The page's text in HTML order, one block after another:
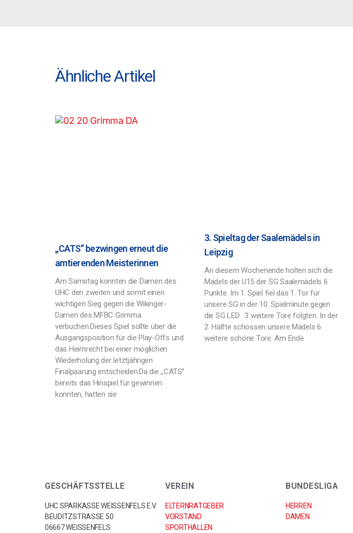
Ähnliche Artikel
,,CATS” bezwingen erneut die
amtierenden Meisterinnen
Am Samstag konnten die Damen des
UHC den zweiten und somit einen
wichtigen Sieg gegen die Wikinger-
Damen des MFBC Grimma
verbuchen.Dieses Spiel sollte über die
Ausgangsposition für die Play-Offs und
das Heimrecht bei einer möglichen
Wiederholung der letztjährigen
Finalpaarung entscheiden.Da die ,,CATS’’
bereits das Hinspiel für gewinnen
konnten, hatten sie
3. Spieltag der Saalemädels in
Leipzig
An diesem Wochenende holten sich die
Mädels der U15 der SG Saalemädels 6
Punkte. Im 1. Spiel fiel das 1. Tor für
unsere SG in der 10. Spielminute gegen
die SG LED . 3 weitere Tore folgten. In der
2. Hälfte schossen unsere Mädels 6
weitere schöne Tore. Am Ende
GESCHÄFTSSTELLE
UHC SPARKASSE WEISSENFELS E.V.
BEUDITZSTRASSE 50
06667 WEISSENFELS
VEREIN
ELTERNRATGEBER
VORSTAND
SPORTHALLEN
BUNDESLIGA
HERREN
DAMEN